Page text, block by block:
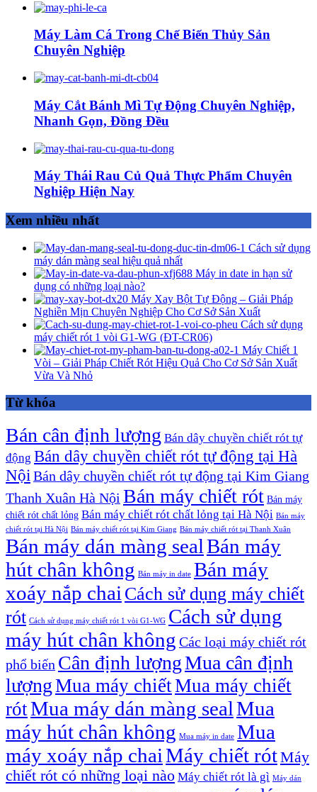
Máy Làm Cá Trong Chế Biến Thủy Sản
Chuyên Nghiệp
Máy Cắt Bánh Mì Tự Động Chuyên Nghiệp,
Nhanh Gọn, Đồng Đều
Máy Thái Rau Củ Quả Thực Phẩm Chuyên
Nghiệp Hiện Nay
Xem nhiều nhất
Cách sử dụng
máy dán màng seal hiệu quả nhất
Máy in date in hạn sử
dụng có những loại nào?
Máy Xay Bột Tự Động – Giải Pháp
Nghiền Mịn Chuyên Nghiệp Cho Cơ Sở Sản Xuất
Cách sử dụng
máy chiết rót 1 vòi G1-WG (ĐT-CR06)
Máy Chiết 1
Vòi – Giải Pháp Chiết Rót Hiệu Quả Cho Cơ Sở Sản Xuất
Vừa Và Nhỏ
Từ khóa
Bán cân định lượng Bán dây chuyền chiết rót tự
động Bán dây chuyền chiết rót tự động tại Hà
Nội Bán dây chuyền chiết rót tự động tại Kim Giang
Thanh Xuân Hà Nội Bán máy chiết rót Bán máy
chiết rót chất lỏng Bán máy chiết rót chất lỏng tại Hà Nội Bán máy
chiết rót tại Hà Nội Bán máy chiết rót tại Kim Giang Bán máy chiết rót tại Thanh Xuân
Bán máy dán màng sealBán máy
hút chân không Bán máy in date Bán máy
xoáy nắp chai Cách sử dụng máy chiết
rót Cách sử dụng máy chiết rót 1 vòi G1-WG Cách sử dụng
máy hút chân không Các loại máy chiết rót
phổ biến Cân định lượngMua cân định
lượngMua máy chiếtMua máy chiết
rótMua máy dán màng sealMua
máy hút chân không Mua máy in date Mua
máy xoáy nắp chaiMáy chiết rótMáy
chiết rót có những loại nào Máy chiết rót là gì Máy dán